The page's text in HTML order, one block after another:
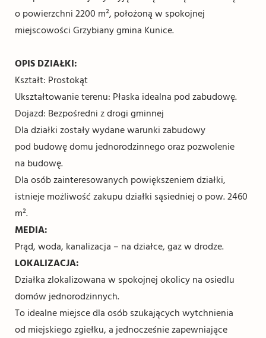
o powierzchni 2200 m², położoną w spokojnej
miejscowości Grzybiany gmina Kunice.
OPIS DZIAŁKI:
Kształt: Prostokąt
Ukształtowanie terenu: Płaska idealna pod zabudowę.
Dojazd: Bezpośredni z drogi gminnej
Dla działki zostały wydane warunki zabudowy
pod budowę domu jednorodzinnego oraz pozwolenie
na budowę.
Dla osób zainteresowanych powiększeniem działki,
istnieje możliwość zakupu działki sąsiedniej o pow. 2460
m².
MEDIA:
Prąd, woda, kanalizacja – na działce, gaz w drodze.
LOKALIZACJA:
Działka zlokalizowana w spokojnej okolicy na osiedlu
domów jednorodzinnych.
To idealne miejsce dla osób szukających wytchnienia
od miejskiego zgiełku, a jednocześnie zapewniające